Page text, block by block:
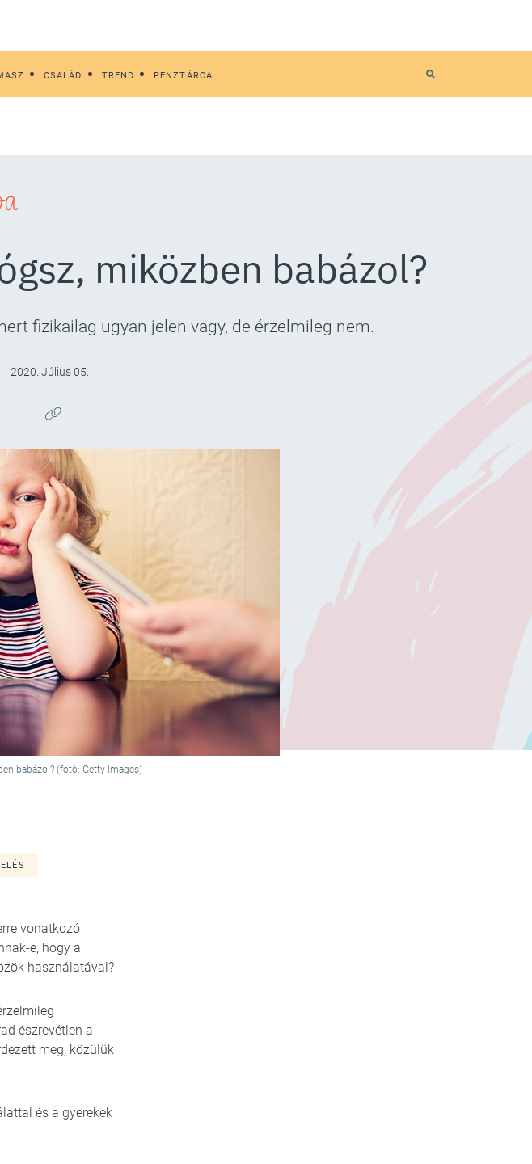
CSALÁD TREND PÉNZTÁRCA
miközben babázol?
fizikailag ugyan jelen vagy, de érzelmileg nem.
2020. Július 05.
babázol? (fotó: Getty Images)
vonatkozó
e, hogy a
használatával?
észrevétlen a
meg, közülük
és a gyerekek